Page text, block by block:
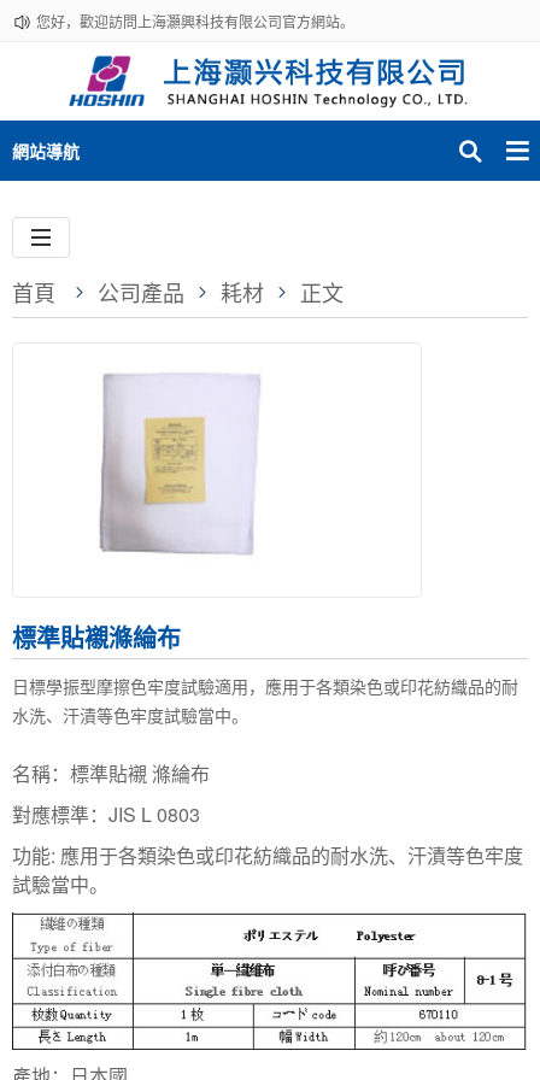
您好，歡迎訪問上海灝興科技有限公司官方網站。
網站導航
首頁 公司產品 耗材 正文
標準貼襯滌綸布
日標學振型摩擦色牢度試驗適用，應用于各類染色或印花紡織品的耐
水洗、汗漬等色牢度試驗當中。
名稱：標準貼襯 滌綸布
對應標準：JIS L 0803
功能: 應用于各類染色或印花紡織品的耐水洗、汗漬等色牢度
試驗當中。